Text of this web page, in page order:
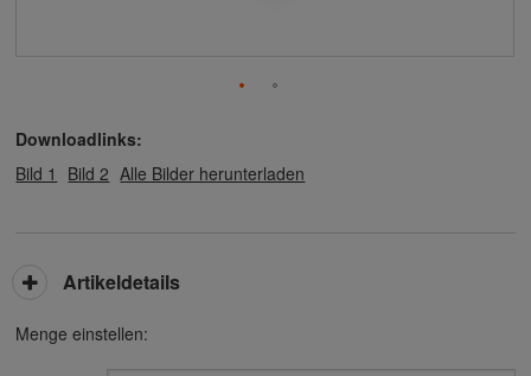
Downloadlinks:
Bild 1
Bild 2 Alle Bilder herunterladen
Menge einstellen:
Artikeldetails